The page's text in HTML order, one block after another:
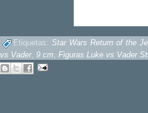
Etiquetas: Star Wars Return of the
vs Vader, 9 cm, Figuras Luke vs Vader